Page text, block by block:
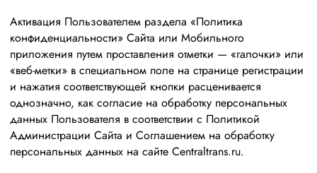
Активация Пользователем раздела «Политика
конфиденциальности» Сайта или Мобильного
приложения путем проставления отметки — «галочки» или
«веб-метки» в специальном поле на странице регистрации
и нажатия соответствующей кнопки расценивается
однозначно, как согласие на обработку персональных
данных Пользователя в соответствии с Политикой
Администрации Сайта и Соглашением на обработку
персональных данных на сайте Centraltrans.ru.